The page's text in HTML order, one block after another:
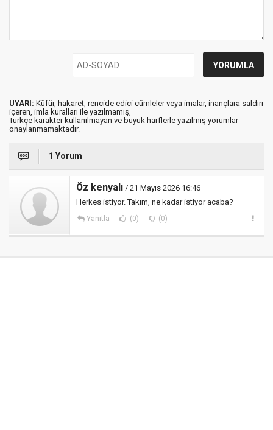
UYARI: Küfür, hakaret, rencide edici cümleler veya imalar, inançlara saldırı
içeren, imla kuralları ile yazılmamış,
Türkçe karakter kullanılmayan ve büyük harflerle yazılmış yorumlar
onaylanmamaktadır.
1 Yorum
Öz kenyalı / 21 Mayıs 2026 16:46
Herkes istiyor. Takım, ne kadar istiyor acaba?
Yanıtla (0) (0)